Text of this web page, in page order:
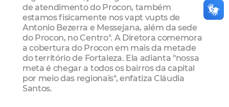
de atendimento do Procon, também
estamos fisicamente nos vapt vupts de
Antonio Bezerra e Messejana, além da sede
do Procon, no Centro". A Diretora comemora
a cobertura do Procon em mais da metade
do território de Fortaleza. Ela adianta "nossa
meta é chegar a todos os bairros da capital
por meio das regionais", enfatiza Cláudia
Santos.